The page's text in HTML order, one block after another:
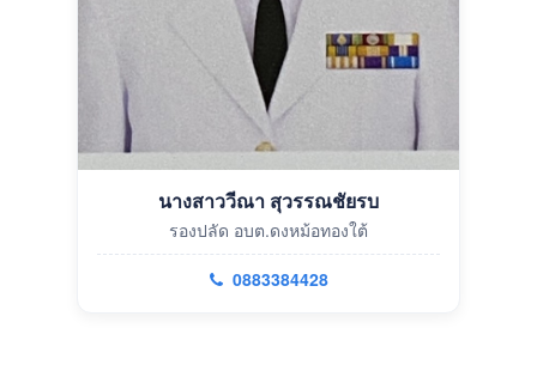
นางสาววีณา สุวรรณชัยรบ
รองปลัด อบต.ดงหม้อทองใต้
0883384428